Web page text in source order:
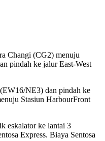
Changi (CG2) menuju
pindah ke jalur East-West
NE3) dan pindah ke
Stasiun HarbourFront
eskalator ke lantai 3
Express. Biaya Sentosa